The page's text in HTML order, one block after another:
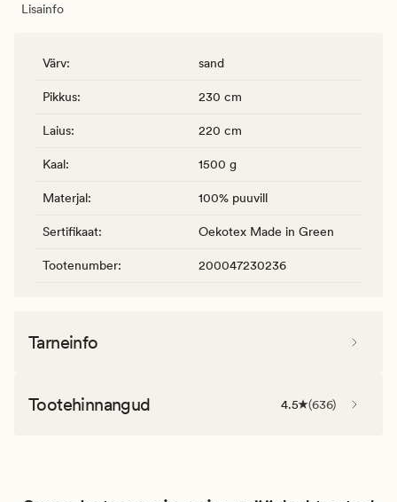
Lisainfo
Värv: sand
Pikkus: 230 cm
Laius: 220 cm
Kaal: 1500 g
Materjal: 100% puuvill
Sertifikaat: Oekotex Made in Green
Tootenumber: 200047230236
Tarneinfo
Tootehinnangud 4.5 (636)